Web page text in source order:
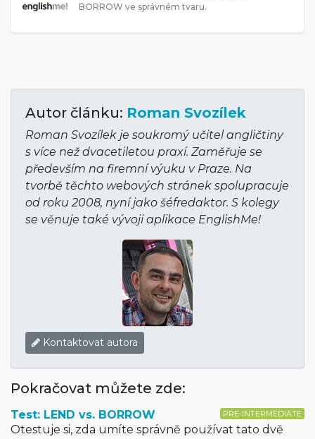
BORROW ve správném tvaru.
Autor článku: Roman Svozílek
Roman Svozílek je soukromý učitel angličtiny
s více než dvacetiletou praxí. Zaměřuje se
především na firemní výuku v Praze. Na
tvorbě těchto webových stránek spolupracuje
od roku 2008, nyní jako šéfredaktor. S kolegy
se věnuje také vývoji aplikace EnglishMe!
Kontaktovat autora
Pokračovat můžete zde:
PRE-INTERMEDIATE
Test: LEND vs. BORROW
Otestuje si, zda umíte správně používat tato dvě